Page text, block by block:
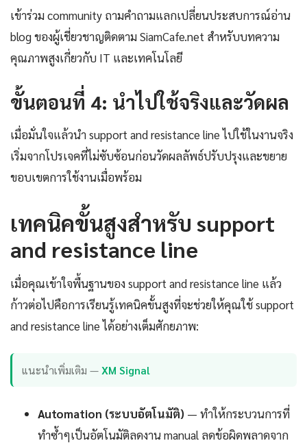
เข้าร่วม community ถามคำถามแลกเปลี่ยนประสบการณ์อ่าน
blog ของผู้เชี่ยวชาญติดตาม SiamCafe.net สำหรับบทความ
คุณภาพสูงเกี่ยวกับ IT และเทคโนโลยี
ขั้นตอนที่ 4: นำไปใช้จริงและวัดผล
เมื่อมั่นใจแล้วนำ support and resistance line ไปใช้ในงานจริง
เริ่มจากโปรเจคที่ไม่ซับซ้อนก่อนวัดผลลัพธ์ปรับปรุงและขยาย
ขอบเขตการใช้งานเมื่อพร้อม
เทคนิคขั้นสูงสำหรับ support
and resistance line
เมื่อคุณเข้าใจพื้นฐานของ support and resistance line แล้ว
ก้าวต่อไปคือการเรียนรู้เทคนิคขั้นสูงที่จะช่วยให้คุณใช้ support
and resistance line ได้อย่างเต็มศักยภาพ:
แนะนำเพิ่มเติม —XM Signal
Automation (ระบบอัตโนมัติ) — ทำให้กระบวนการที่
ทำซ้ำๆเป็นอัตโนมัติลดงาน manual ลดข้อผิดพลาดจาก